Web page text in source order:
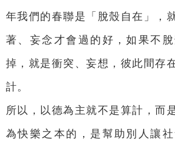
年我們的春聯是「脫殼自在」，
著、妄念才會過的好，如果不
掉，就是衝突、妄想，彼此間存
計。
所以，以德為主就不是算計，而
為快樂之本的，是幫助別人讓